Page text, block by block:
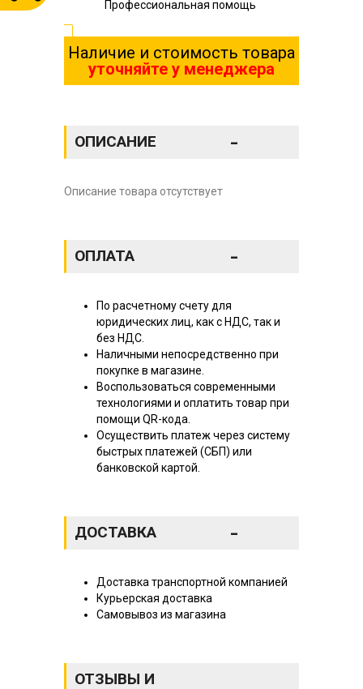
Профессиональная помощь
Наличие и стоимость товара
уточняйте у менеджера
ОПИСАНИЕ -
Описание товара отсутствует
ОПЛАТА -
По расчетному счету для
юридических лиц, как с НДС, так и
без НДС.
Наличными непосредственно при
покупке в магазине.
Воспользоваться современными
технологиями и оплатить товар при
помощи QR-кода.
Осуществить платеж через систему
быстрых платежей (СБП) или
банковской картой.
ДОСТАВКА -
Доставка транспортной компанией
Курьерская доставка
Самовывоз из магазина
ОТЗЫВЫ И